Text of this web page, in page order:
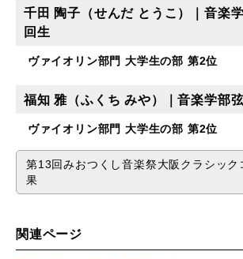
千田 陶子（せんだ とうこ）｜音楽
回生
ヴァイオリン部門 大学生の部 第2位
福知 雅（ふくち みや）｜音楽学部
ヴァイオリン部門 大学生の部 第2位
第13回みおつくし音楽祭大阪クラシック
果
関連ページ